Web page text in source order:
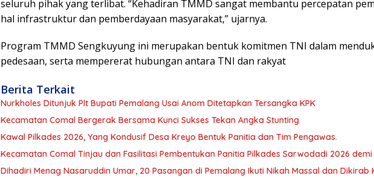
seluruh pihak yang terlibat. “Kehadiran TMMD sangat membantu percepatan
hal infrastruktur dan pemberdayaan masyarakat,” ujarnya.
Program TMMD Sengkuyung ini merupakan bentuk komitmen TNI dalam
pedesaan, serta mempererat hubungan antara TNI dan rakyat
Berita Terkait
Nurkholes Ditunjuk Plt Bupati Pemalang Usai Anom Ditetapkan Tersangka KPK
Kecamatan Comal Bergerak Bersama Kunci Sukses Tekan Angka Stunting
Kawal Pilkades 2026, Yang Kondusif Desa Kreyo Bentuk Panitia dan Tim Pengawas.
Kecamatan Comal Tinjau dan Fasilitasi Pembentukan Panitia Pilkades Sarwodadi 2026
Dihadiri Menag Nasaruddin Umar, 20 Pasangan di Pemalang Ikuti Nikah Massal dan Dikirab